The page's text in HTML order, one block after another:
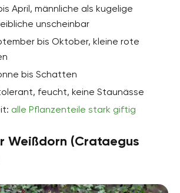
April, männliche als kugelige
unscheinbar
bis Oktober, kleine rote
bis Schatten
feucht, keine Staunässe
alle Pflanzenteile stark giftig
Weißdorn (Crataegus